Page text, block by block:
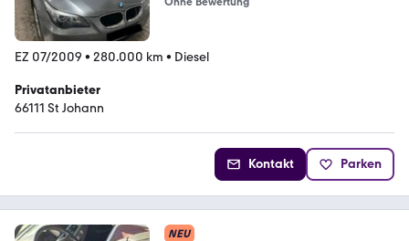
EZ 07/2009 • 280.000 km • Diesel
Privatanbieter
66111 St Johann
Kontakt Parken
NEU